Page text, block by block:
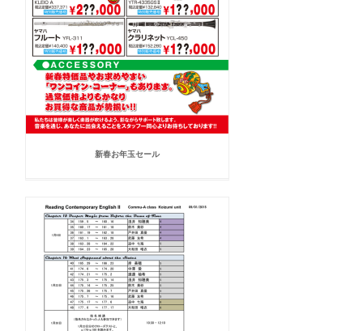
新春お年玉セール